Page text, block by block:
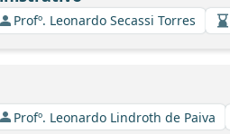
Profº. Leonardo Secassi Torres
Profº. Leonardo Lindroth de Paiva